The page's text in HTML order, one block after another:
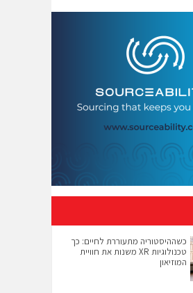
כשההיסטוריה מתעוררת לחיים: כך
טכנולוגיות XR משנות את חוויית
המוזיאון